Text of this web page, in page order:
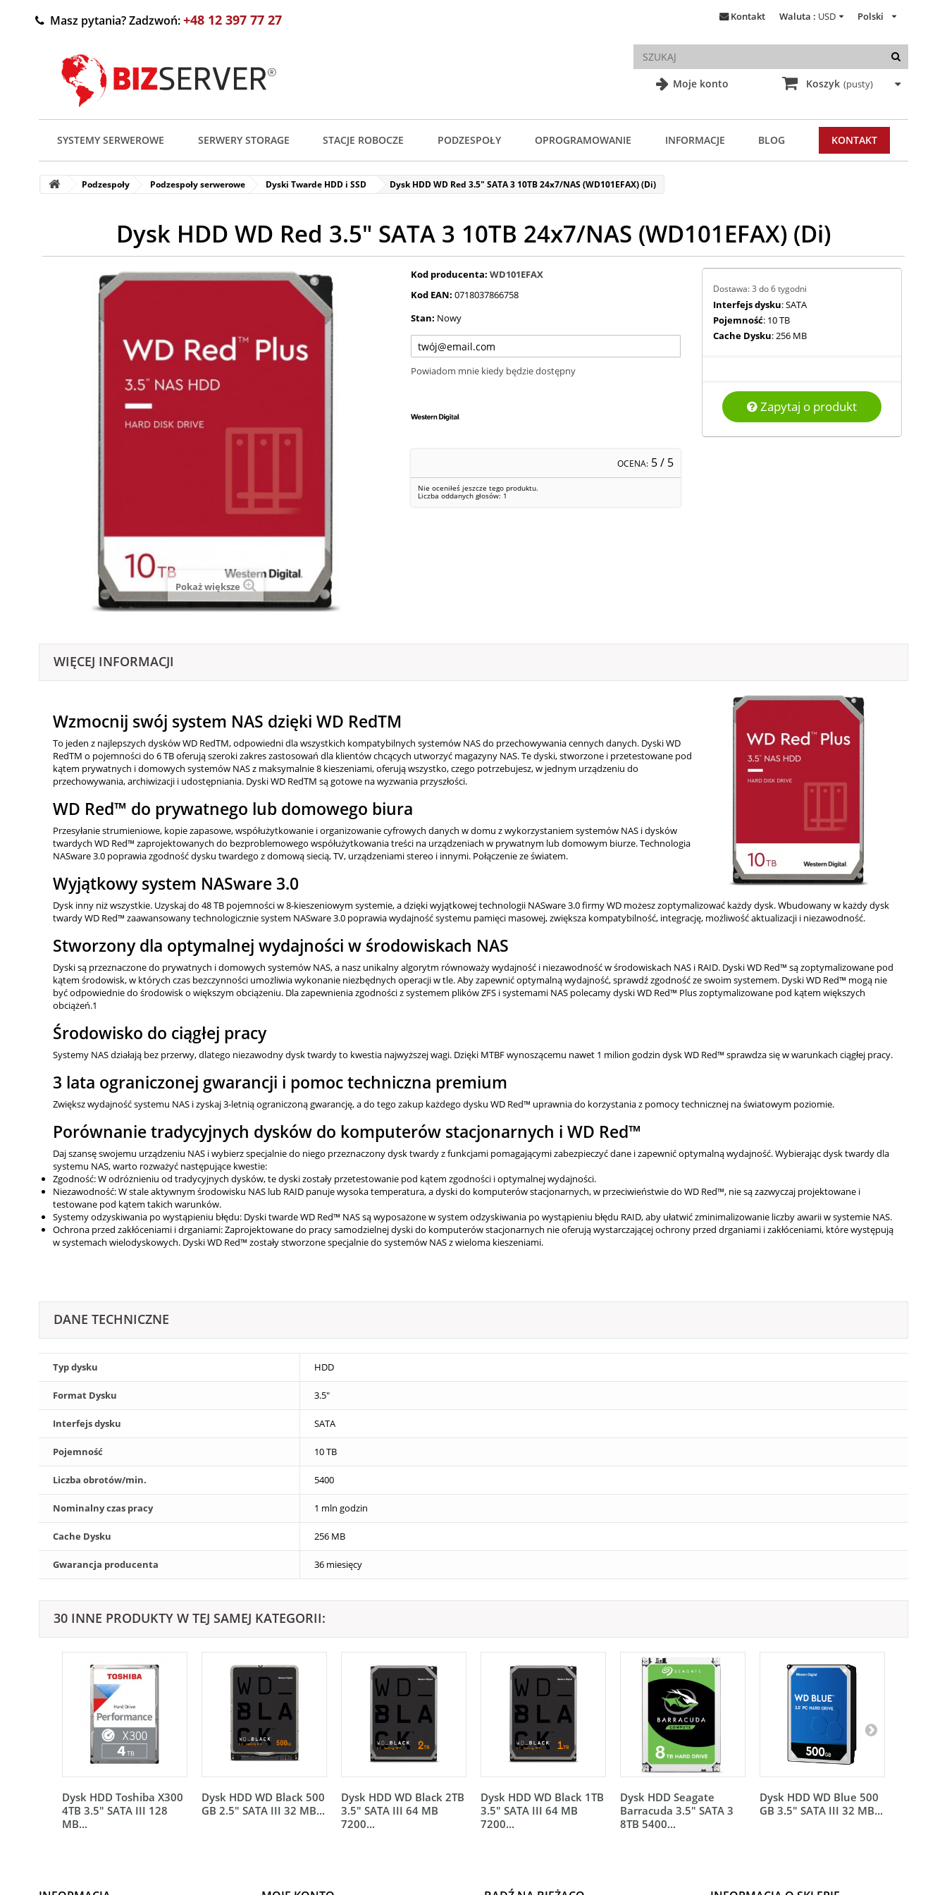
Moje konto
Polski
Waluta : USD
Kontakt
Masz pytania? Zadzwoń:+48 12 397 77 27
Koszyk (pusty)
SYSTEMY SERWEROWE SERWERY STORAGE STACJE ROBOCZE PODZESPOŁY OPROGRAMOWANIE INFORMACJE BLOG KONTAKT
Podzespoły Podzespoły serwerowe Dyski Twarde HDD i SSD Dysk HDD WD Red 3.5" SATA 3 10TB 24x7/NAS (WD101EFAX) (Di)
Dysk HDD WD Red 3.5" SATA 3 10TB 24x7/NAS (WD101EFAX) (Di)
Pokaż większe
Kod producenta: WD101EFAX
Kod EAN: 0718037866758
Stan: Nowy
Powiadom mnie kiedy będzie dostępny
OCENA: 5/ 5
Nie oceniłeś jeszcze tego produktu.
Liczba oddanych głosów: 1
Dostawa: 3 do 6 tygodni
Interfejs dysku: SATA
Pojemność: 10 TB
Cache Dysku: 256 MB
Zapytaj o produkt
WIĘCEJ INFORMACJI
Wzmocnij swój system NAS dzięki WD RedTM
To jeden z najlepszych dysków WD RedTM, odpowiedni dla wszystkich kompatybilnych systemów NAS do przechowywania cennych danych. Dyski WD
RedTM o pojemności do 6 TB oferują szeroki zakres zastosowań dla klientów chcących utworzyć magazyny NAS. Te dyski, stworzone i przetestowane pod
kątem prywatnych i domowych systemów NAS z maksymalnie 8 kieszeniami, oferują wszystko, czego potrzebujesz, w jednym urządzeniu do
przechowywania, archiwizacji i udostępniania. Dyski WD RedTM są gotowe na wyzwania przyszłości.
WD Red™ do prywatnego lub domowego biura
Przesyłanie strumieniowe, kopie zapasowe, współużytkowanie i organizowanie cyfrowych danych w domu z wykorzystaniem systemów NAS i dysków
twardych WD Red™ zaprojektowanych do bezproblemowego współużytkowania treści na urządzeniach w prywatnym lub domowym biurze. Technologia
NASware 3.0 poprawia zgodność dysku twardego z domową siecią, TV, urządzeniami stereo i innymi. Połączenie ze światem.
Wyjątkowy system NASware 3.0
Dysk inny niż wszystkie. Uzyskaj do 48 TB pojemności w 8-kieszeniowym systemie, a dzięki wyjątkowej technologii NASware 3.0 firmy WD możesz zoptymalizować każdy dysk. Wbudowany w każdy dysk
twardy WD Red™ zaawansowany technologicznie system NASware 3.0 poprawia wydajność systemu pamięci masowej, zwiększa kompatybilność, integrację, możliwość aktualizacji i niezawodność.
Stworzony dla optymalnej wydajności w środowiskach NAS
Dyski są przeznaczone do prywatnych i domowych systemów NAS, a nasz unikalny algorytm równoważy wydajność i niezawodność w środowiskach NAS i RAID. Dyski WD Red™ są zoptymalizowane pod
kątem środowisk, w których czas bezczynności umożliwia wykonanie niezbędnych operacji w tle. Aby zapewnić optymalną wydajność, sprawdź zgodność ze swoim systemem. Dyski WD Red™ mogą nie
być odpowiednie do środowisk o większym obciążeniu. Dla zapewnienia zgodności z systemem plików ZFS i systemami NAS polecamy dyski WD Red™ Plus zoptymalizowane pod kątem większych
obciążeń.1
Środowisko do ciągłej pracy
Systemy NAS działają bez przerwy, dlatego niezawodny dysk twardy to kwestia najwyższej wagi. Dzięki MTBF wynoszącemu nawet 1 milion godzin dysk WD Red™ sprawdza się w warunkach ciągłej pracy.
3 lata ograniczonej gwarancji i pomoc techniczna premium
Zwiększ wydajność systemu NAS i zyskaj 3-letnią ograniczoną gwarancję, a do tego zakup każdego dysku WD Red™ uprawnia do korzystania z pomocy technicznej na światowym poziomie.
Porównanie tradycyjnych dysków do komputerów stacjonarnych i WD Red™
Daj szansę swojemu urządzeniu NAS i wybierz specjalnie do niego przeznaczony dysk twardy z funkcjami pomagającymi zabezpieczyć dane i zapewnić optymalną wydajność. Wybierając dysk twardy dla
systemu NAS, warto rozważyć następujące kwestie:
Zgodność: W odróżnieniu od tradycyjnych dysków, te dyski zostały przetestowanie pod kątem zgodności i optymalnej wydajności.
Niezawodność: W stale aktywnym środowisku NAS lub RAID panuje wysoka temperatura, a dyski do komputerów stacjonarnych, w przeciwieństwie do WD Red™, nie są zazwyczaj projektowane i
testowane pod kątem takich warunków.
Systemy odzyskiwania po wystąpieniu błędu: Dyski twarde WD Red™ NAS są wyposażone w system odzyskiwania po wystąpieniu błędu RAID, aby ułatwić zminimalizowanie liczby awarii w systemie NAS.
Ochrona przed zakłóceniami i drganiami: Zaprojektowane do pracy samodzielnej dyski do komputerów stacjonarnych nie oferują wystarczającej ochrony przed drganiami i zakłóceniami, które występują
w systemach wielodyskowych. Dyski WD Red™ zostały stworzone specjalnie do systemów NAS z wieloma kieszeniami.
DANE TECHNICZNE
Typ dysku HDD
Format Dysku 3.5"
Interfejs dysku SATA
Pojemność 10 TB
Liczba obrotów/min. 5400
Nominalny czas pracy 1 mln godzin
Cache Dysku 256 MB
Gwarancja producenta 36 miesięcy
30 INNE PRODUKTY W TEJ SAMEJ KATEGORII:
Dysk HDD Toshiba X300
4TB 3.5" SATA III 128
MB...
Dysk HDD WD Black 500
GB 2.5" SATA III 32 MB...
Dysk HDD WD Black 2TB
3.5" SATA III 64 MB
7200...
Dysk HDD WD Black 1TB
3.5" SATA III 64 MB
7200...
Dysk HDD Seagate
Barracuda 3.5" SATA 3
8TB 5400...
Dysk HDD WD Blue 500
GB 3.5" SATA III 32 MB...